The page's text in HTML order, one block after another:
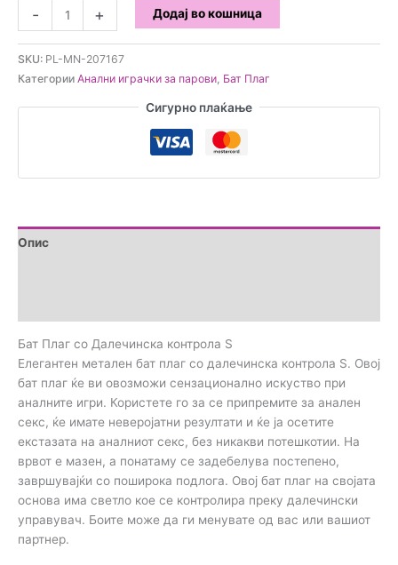
-
Плаг
со
Далечинска
контрола
S
+ Додај во кошница
SKU: PL-MN-207167
Категории Анални играчки за парови Бат Плаг
Сигурно плаќање
Опис
Бат Плаг со Далечинска контрола S
Елегантен метален бат плаг со далечинска контрола S. Овој
бат плаг ќе ви овозможи сензационално искуство при
аналните игри. Користете го за се припремите за анален
секс, ќе имате неверојатни резултати и ќе ја осетите
екстазата на аналниот секс, без никакви потешкотии. На
врвот е мазен, а понатаму се задебелува постепено,
завршувајќи со поширока подлога. Овој бат плаг на својата
основа има светло кое се контролира преку далечински
управувач. Боите може да ги менувате од вас или вашиот
партнер.